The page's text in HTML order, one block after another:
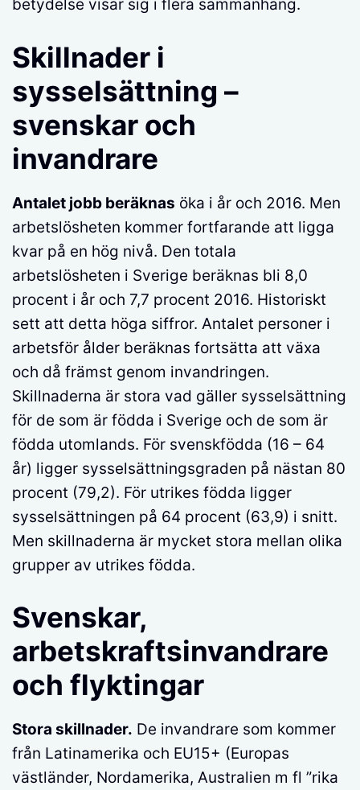
betydelse visar sig i flera sammanhang.
Skillnader i
sysselsättning –
svenskar och
invandrare
Antalet jobb beräknas öka i år och 2016. Men
arbetslösheten kommer fortfarande att ligga
kvar på en hög nivå. Den totala
arbetslösheten i Sverige beräknas bli 8,0
procent i år och 7,7 procent 2016. Historiskt
sett att detta höga siffror. Antalet personer i
arbetsför ålder beräknas fortsätta att växa
och då främst genom invandringen.
Skillnaderna är stora vad gäller sysselsättning
för de som är födda i Sverige och de som är
födda utomlands. För svenskfödda (16 – 64
år) ligger sysselsättningsgraden på nästan 80
procent (79,2). För utrikes födda ligger
sysselsättningen på 64 procent (63,9) i snitt.
Men skillnaderna är mycket stora mellan olika
grupper av utrikes födda.
Svenskar,
arbetskraftsinvandrare
och flyktingar
Stora skillnader. De invandrare som kommer
från Latinamerika och EU15+ (Europas
västländer, Nordamerika, Australien m fl ”rika